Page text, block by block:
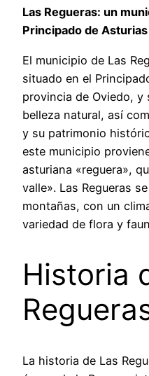
Las Regueras: un
Principado de Asturias
El municipio de Las
situado en el
provincia de Oviedo, y
belleza natural, así
y su patrimonio
este municipio
asturiana «reguera»,
valle». Las Regueras
montañas, con un
variedad de flora y
Historia
La historia de Las